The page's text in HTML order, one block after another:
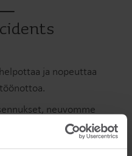
ja nopeuttaa
neuvomme
kysymyksiisi.